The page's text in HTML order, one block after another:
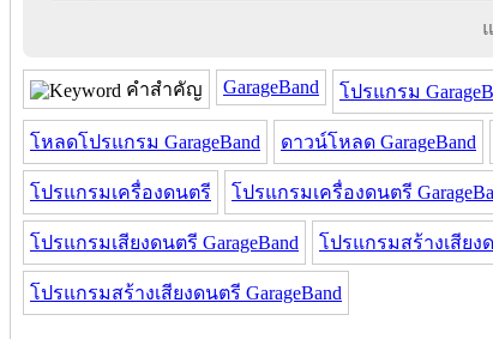
คำสำคัญ GarageBand โปรแกรม
โหลดโปรแกรม GarageBand ดาวน์โหลด GarageBand
โปรแกรมเครื่องดนตรี โปรแกรมเครื่องดนตรี
โปรแกรมเสียงดนตรี GarageBand โปรแกรมสร้างเสียง
โปรแกรมสร้างเสียงดนตรี GarageBand